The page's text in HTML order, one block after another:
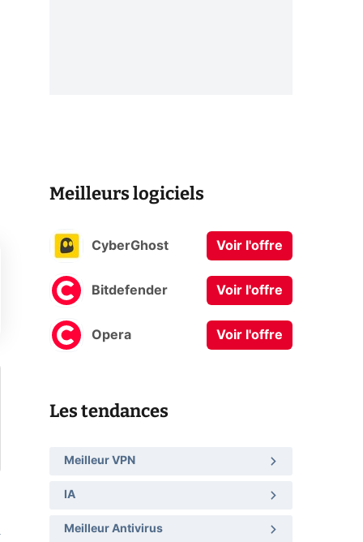
Meilleurs logiciels
CyberGhost Voir l'offre
Bitdefender Voir l'offre
Opera Voir l'offre
Les tendances
Meilleur VPN
IA
Meilleur Antivirus